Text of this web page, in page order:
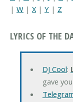
| W | X | Y | Z
LYRICS OF THE
DJ Cool:
gave